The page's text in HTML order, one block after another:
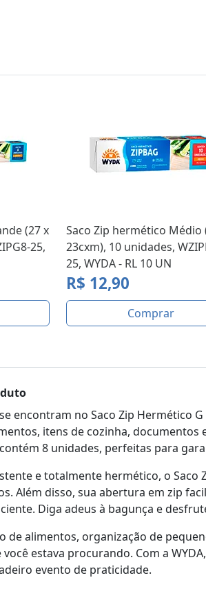
(27 x
25,
Saco Zip hermético Médio
23cxm), 10 unidades,
25, WYDA - RL 10 UN
R$ 12,90
Comprar
encontram no Saco Zip Hermético
itens de cozinha,
8 unidades, perfeitas para
e totalmente hermético, o
Além disso, sua abertura em zip
Diga adeus à bagunça e
de alimentos, organização de
estava procurando. Com a
evento de praticidade.